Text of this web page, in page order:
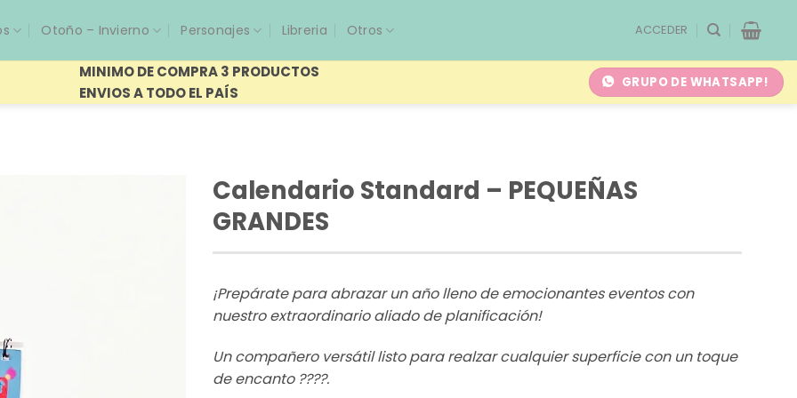
Otoño – Invierno Personajes Libreria Otros ACCEDER
MINIMO DE COMPRA 3 PRODUCTOS
ENVIOS A TODO EL PAÍS
GRUPO DE WHATSAPP!
Calendario Standard – PEQUEÑAS
GRANDES
¡Prepárate para abrazar un año lleno de emocionantes eventos con
nuestro extraordinario aliado de planificación!
Un compañero versátil listo para realzar cualquier superficie con un toque
de encanto ????.